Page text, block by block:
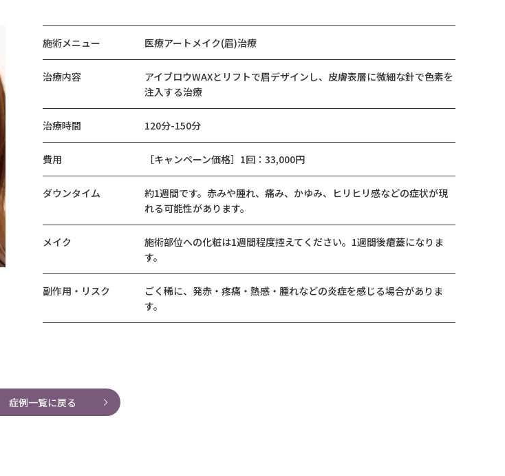
施術メニュー 医療アートメイク(眉)治療
治療内容
アイブロウWAXとリフトで眉デザインし、皮膚表層に微細な針で色素を
注入する治療
治療時間 120分-150分
費用 ［キャンペーン価格］1回：33,000円
ダウンタイム
約1週間です。赤みや腫れ、痛み、かゆみ、ヒリヒリ感などの症状が現
れる可能性があります。
メイク
施術部位への化粧は1週間程度控えてください。1週間後瘡蓋になりま
す。
副作用・リスク
ごく稀に、発赤・疼痛・熱感・腫れなどの炎症を感じる場合がありま
す。
症例一覧に戻る